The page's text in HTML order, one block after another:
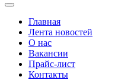
Главная
Лента новостей
О нас
Вакансии
Прайс-лист
Контакты